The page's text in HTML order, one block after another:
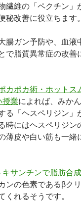
繊維の「ペクチン」
秘改善に役立ちます。
腸ガン予防や、血液
で脂質異常症の改善
カポカ術・ホットス
授業によれば、みか
る「ヘスペリジン」
時にはヘスペリジン
薄皮や白い筋も一緒
サンチンで脂肪合
ンの色素であるβク
くれるそうです。